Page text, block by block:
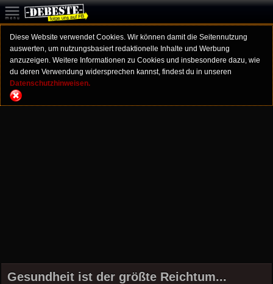
Diese Website verwendet Cookies. Wir können damit die Seitennutzung
auswerten, um nutzungsbasiert redaktionelle Inhalte und Werbung
anzuzeigen. Weitere Informationen zu Cookies und insbesondere dazu, wie
du deren Verwendung widersprechen kannst, findest du in unseren
Datenschutzhinweisen.
Gesundheit ist der größte Reichtum...